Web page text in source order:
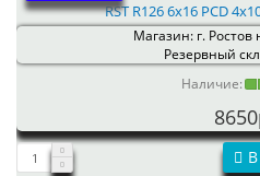
RST R126 6x16 PCD
Магазин: г.
Резервный
Наличие: